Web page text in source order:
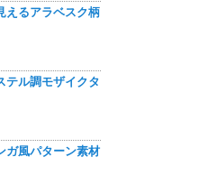
えるアラベスク柄
テル調モザイクタ
ガ風パターン素材